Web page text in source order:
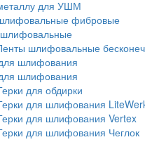
для УШМ
фибровые
шлифовальные
шлифования
шлифования
для обдирки
для шлифования
для шлифования Vertex
для шлифования Чеглок